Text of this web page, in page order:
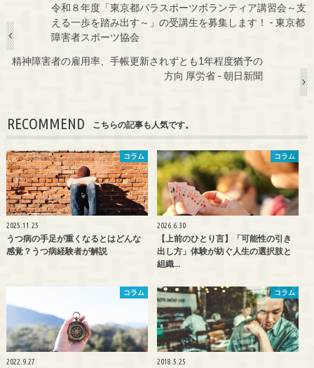
令和８年度「東京都パラスポーツボランティア講習会～支
える一歩を踏み出す～」の受講生を募集します！ - 東京都
障害者スポーツ協会
精神障害者の雇用率、手帳更新されずとも1年程度猶予の
方向 厚労省 - 朝日新聞
RECOMMEND こちらの記事も人気です。
コラム
2025.11.25
うつ病の手足が重くなるとはどんな
感覚？うつ病経験者が解説
コラム
2026.6.30
【上前のひとり言】「可能性の引き
出し方」体験が紡ぐ人生の選択肢と
組織…
コラム
2022.9.27
コラム
2018.5.25